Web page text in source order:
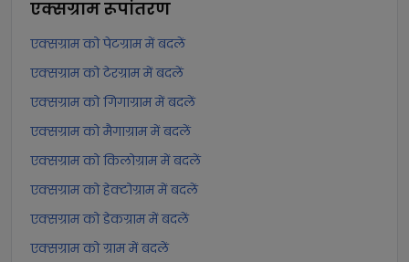
एक्सग्रामरूपांतरण
एक्सग्राम को पेटग्राम में बदलें
एक्सग्राम को टेरग्राम में बदलें
एक्सग्राम को गिगाग्राम में बदलें
एक्सग्राम को मैगाग्राम में बदलें
एक्सग्राम को किलोग्राम में बदलें
एक्सग्राम को हेक्टोग्राम में बदलें
एक्सग्राम को डेकग्राम में बदलें
एक्सग्राम को ग्राम में बदलें